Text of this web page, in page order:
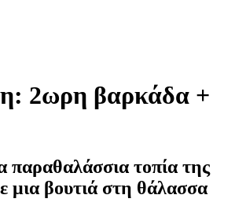
2ωρη βαρκάδα +
παραθαλάσσια τοπία της
μια βουτιά στη θάλασσα